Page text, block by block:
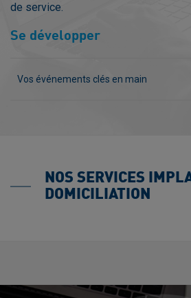
de service.
Se développer
Vos événements clés en main
NOS SERVICES
DOMICILIATION